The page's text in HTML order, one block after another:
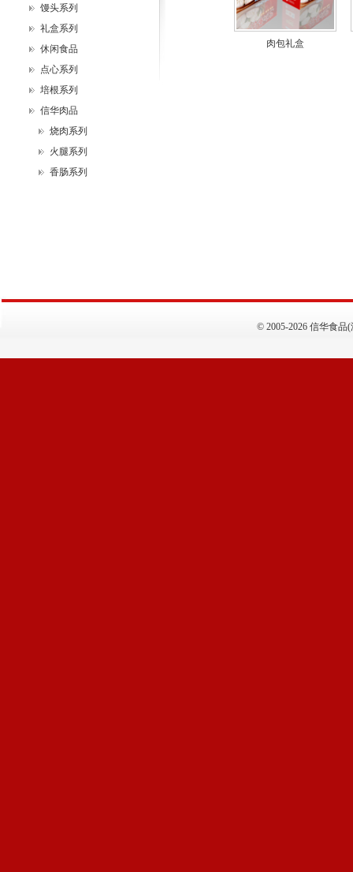
馒头系列
礼盒系列
休闲食品
点心系列
培根系列
信华肉品
烧肉系列
火腿系列
香肠系列
肉包礼盒
©2005-2026 信华食品